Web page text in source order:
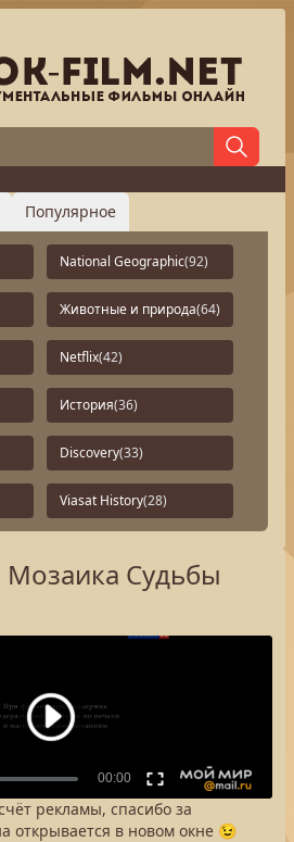
Популярное
National Geographic(92)
Животные и природа(64)
Netflix(42)
История(36)
Discovery(33)
Viasat History(28)
Судьбы
рекламы, спасибо за
открывается в новом окне 😉